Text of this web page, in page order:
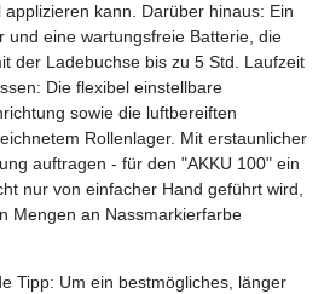
kann. Darüber hinaus: Ein
und eine wartungsfreie Batterie, die
der Ladebuchse bis zu 5 Std. Laufzeit
Die flexibel einstellbare
sowie die luftbereiften
Rollenlager. Mit erstaunlicher
auftragen - für den "AKKU 100" ein
nur von einfacher Hand geführt wird,
Mengen an Nassmarkierfarbe
Tipp: Um ein bestmögliches, länger